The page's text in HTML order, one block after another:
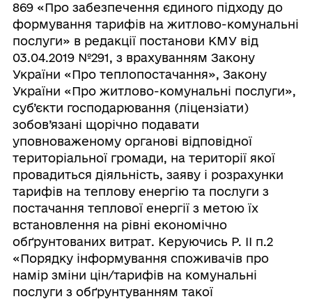
869 «Про забезпечення єдиного підходу до
формування тарифів на житлово-комунальні
послуги» в редакції постанови КМУ від
03.04.2019 №291, з врахуванням Закону
України «Про теплопостачання», Закону
України «Про житлово-комунальні послуги»,
суб’єкти господарювання (ліцензіати)
зобов’язані щорічно подавати
уповноваженому органові відповідної
територіальної громади, на території якої
провадиться діяльність, заяву і розрахунки
тарифів на теплову енергію та послуги з
постачання теплової енергії з метою їх
встановлення на рівні економічно
обґрунтованих витрат. Керуючись Р. ІІ п.2
«Порядку інформування споживачів про
намір зміни цін/тарифів на комунальні
послуги з обґрунтуванням такої